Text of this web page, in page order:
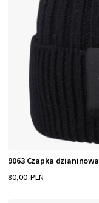
9063 Czapka dzianinowa
80,00 PLN